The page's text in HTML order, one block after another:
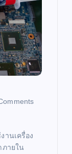
านเครื่อง
ภายใน